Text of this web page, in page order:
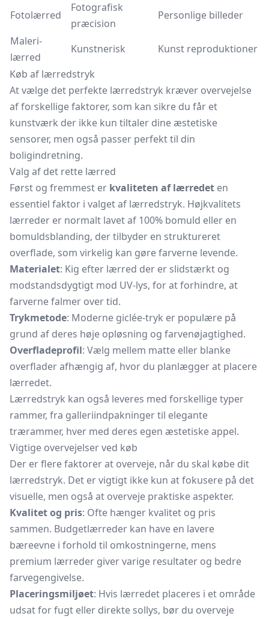
Fotolærred
Fotografisk
præcision
Personlige billeder
Maleri-
lærred
Kunstnerisk
Kunst reproduktioner
Køb af lærredstryk
At vælge det perfekte lærredstryk kræver overvejelse
af forskellige faktorer, som kan sikre du får et
kunstværk der ikke kun tiltaler dine æstetiske
sensorer, men også passer perfekt til din
boligindretning.
Valg af det rette lærred
Først og fremmest er kvaliteten af lærredet en
essentiel faktor i valget af lærredstryk. Højkvalitets
lærreder er normalt lavet af 100% bomuld eller en
bomuldsblanding, der tilbyder en struktureret
overflade, som virkelig kan gøre farverne levende.
Materialet: Kig efter lærred der er slidstærkt og
modstandsdygtigt mod UV-lys, for at forhindre, at
farverne falmer over tid.
Trykmetode: Moderne giclée-tryk er populære på
grund af deres høje opløsning og farvenøjagtighed.
Overfladeprofil: Vælg mellem matte eller blanke
overflader afhængig af, hvor du planlægger at placere
lærredet.
Lærredstryk kan også leveres med forskellige typer
rammer, fra galleriindpakninger til elegante
trærammer, hver med deres egen æstetiske appel.
Vigtige overvejelser ved køb
Der er flere faktorer at overveje, når du skal købe dit
lærredstryk. Det er vigtigt ikke kun at fokusere på det
visuelle, men også at overveje praktiske aspekter.
Kvalitet og pris: Ofte hænger kvalitet og pris
sammen. Budgetlærreder kan have en lavere
bæreevne i forhold til omkostningerne, mens
premium lærreder giver varige resultater og bedre
farvegengivelse.
Placeringsmiljøet: Hvis lærredet placeres i et område
udsat for fugt eller direkte sollys, bør du overveje